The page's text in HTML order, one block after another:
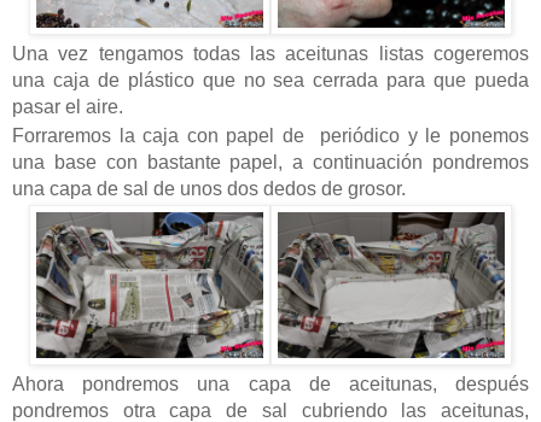
Una vez tengamos todas las aceitunas listas cogeremos
una caja de plástico que no sea cerrada para que pueda
pasar el aire.
Forraremos la caja con papel de periódico y le ponemos
una base con bastante papel, a continuación pondremos
una capa de sal de unos dos dedos de grosor.
Ahora pondremos una capa de aceitunas, después
pondremos otra capa de sal cubriendo las aceitunas,